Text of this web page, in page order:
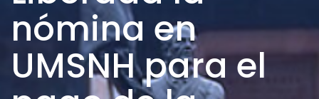
nómina en
UMSNH para el